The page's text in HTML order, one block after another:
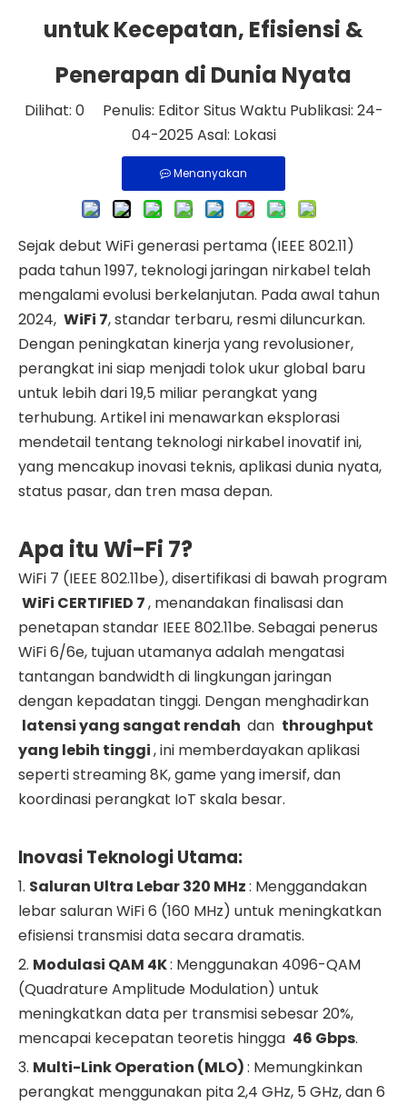
untuk Kecepatan, Efisiensi &
Penerapan di Dunia Nyata
Dilihat: 0Penulis: Editor Situs Waktu Publikasi: 24-
04-2025 Asal: Lokasi
Menanyakan
Sejak debut WiFi generasi pertama (IEEE 802.11)
pada tahun 1997, teknologi jaringan nirkabel telah
mengalami evolusi berkelanjutan. Pada awal tahun
2024, WiFi 7, standar terbaru, resmi diluncurkan.
Dengan peningkatan kinerja yang revolusioner,
perangkat ini siap menjadi tolok ukur global baru
untuk lebih dari 19,5 miliar perangkat yang
terhubung. Artikel ini menawarkan eksplorasi
mendetail tentang teknologi nirkabel inovatif ini,
yang mencakup inovasi teknis, aplikasi dunia nyata,
status pasar, dan tren masa depan.
Apa itu Wi-Fi 7?
WiFi 7 (IEEE 802.11be), disertifikasi di bawah program
WiFi CERTIFIED 7, menandakan finalisasi dan
penetapan standar IEEE 802.11be. Sebagai penerus
WiFi 6/6e, tujuan utamanya adalah mengatasi
tantangan bandwidth di lingkungan jaringan
dengan kepadatan tinggi. Dengan menghadirkan
latensi yang sangat rendah dan throughput
yang lebih tinggi, ini memberdayakan aplikasi
seperti streaming 8K, game yang imersif, dan
koordinasi perangkat IoT skala besar.
Inovasi Teknologi Utama:
1. Saluran Ultra Lebar 320 MHz: Menggandakan
lebar saluran WiFi 6 (160 MHz) untuk meningkatkan
efisiensi transmisi data secara dramatis.
2. Modulasi QAM 4K: Menggunakan 4096-QAM
(Quadrature Amplitude Modulation) untuk
meningkatkan data per transmisi sebesar 20%,
mencapai kecepatan teoretis hingga 46 Gbps.
3. Multi-Link Operation (MLO): Memungkinkan
perangkat menggunakan pita 2,4 GHz, 5 GHz, dan 6